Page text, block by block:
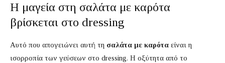
Η μαγεία στη σαλάτα με καρότα
βρίσκεται στο dressing
Αυτό που απογειώνει αυτή τη σαλάτα με καρότα είναι η
ισορροπία των γεύσεων στο dressing. Η οξύτητα από το